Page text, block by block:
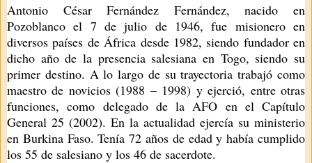
Antonio César Fernández Fernández, nacido en
Pozoblanco el 7 de julio de 1946, fue misionero en
diversos países de África desde 1982, siendo fundador en
dicho año de la presencia salesiana en Togo, siendo su
primer destino. A lo largo de su trayectoria trabajó como
maestro de novicios (1988 – 1998) y ejerció, entre otras
funciones, como delegado de la AFO en el Capítulo
General 25 (2002). En la actualidad ejercía su ministerio
en Burkina Faso. Tenía 72 años de edad y había cumplido
los 55 de salesiano y los 46 de sacerdote.